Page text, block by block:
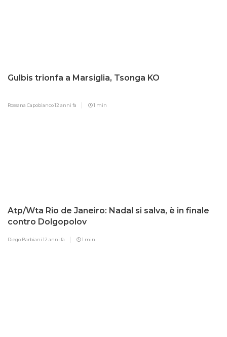
Gulbis trionfa a Marsiglia, Tsonga KO
Rossana Capobianco12 anni fa 1 min
Atp/Wta Rio de Janeiro: Nadal si salva, è in finale
contro Dolgopolov
Diego Barbiani12 anni fa 1 min